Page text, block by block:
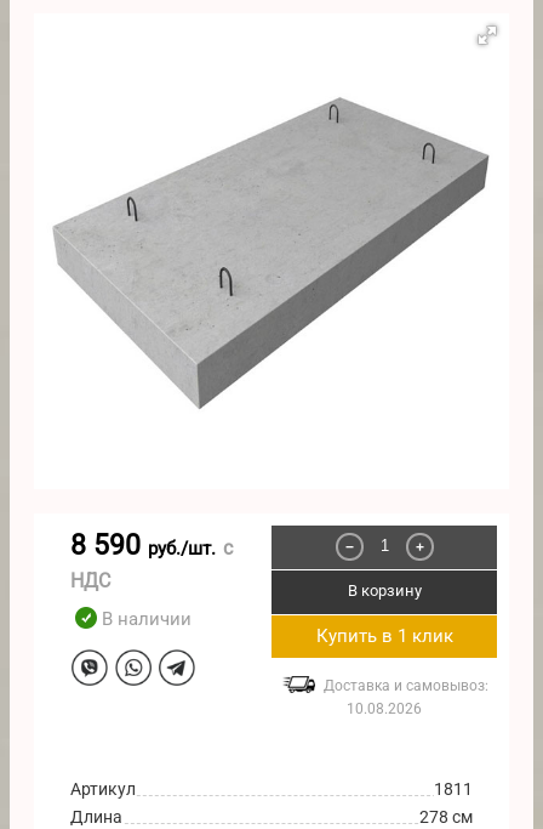
8 590 руб./шт. с
НДС
В наличии
− +
В корзину
Купить в 1 клик
Доставка и самовывоз:
10.08.2026
Артикул
1811
Длина
278 см